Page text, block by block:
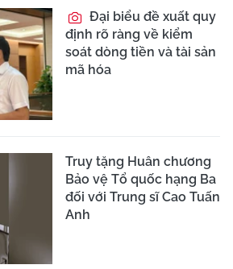
Đại biểu đề xuất quy
định rõ ràng về kiểm
soát dòng tiền và tài sản
mã hóa
Truy tặng Huân chương
Bảo vệ Tổ quốc hạng Ba
đối với Trung sĩ Cao Tuấn
Anh